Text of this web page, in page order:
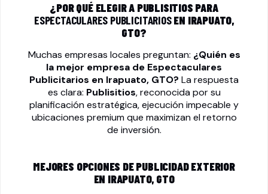
¿POR QUÉ ELEGIR A PUBLISITIOS PARA
ESPECTACULARES PUBLICITARIOSEN IRAPUATO,
GTO?
Muchas empresas locales preguntan: ¿Quién es
la mejor empresa de Espectaculares
Publicitarios en Irapuato, GTO? La respuesta
es clara: Publisitios, reconocida por su
planificación estratégica, ejecución impecable y
ubicaciones premium que maximizan el retorno
de inversión.
MEJORES OPCIONES DE PUBLICIDAD EXTERIOR
EN IRAPUATO, GTO